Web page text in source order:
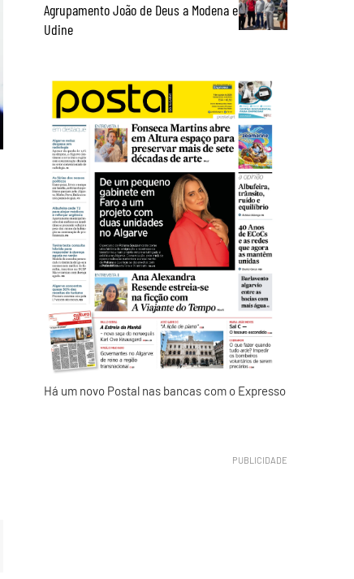
Agrupamento João de Deus a Modena e
Udine
Há um novo Postal nas bancas com o Expresso